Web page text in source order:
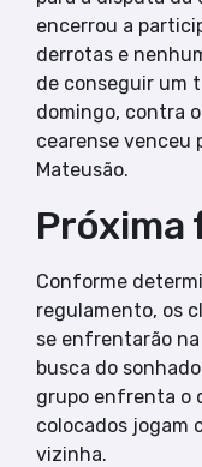
encerrou a
derrotas e
de conseguir um
domingo, contra
cearense venceu
Mateusão.
Próxima
Conforme
regulamento, os
se enfrentarão
busca do
grupo enfrenta o
colocados jogam
vizinha.